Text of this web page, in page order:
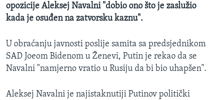
Jezici
opozicije Aleksej Navalni "dobio ono što je zaslužio
kada je osuđen na zatvorsku kaznu".
U obraćanju javnosti poslije samita sa predsjednikom
SAD Joeom Bidenom u Ženevi, Putin je rekao da se
Navalni "namjerno vratio u Rusiju da bi bio uhapšen".
Aleksej Navalni je najistaknutiji Putinov politički